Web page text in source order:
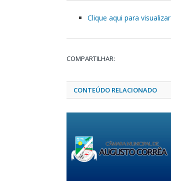
Clique aqui para visualizar
COMPARTILHAR:
CONTEÚDO RELACIONADO